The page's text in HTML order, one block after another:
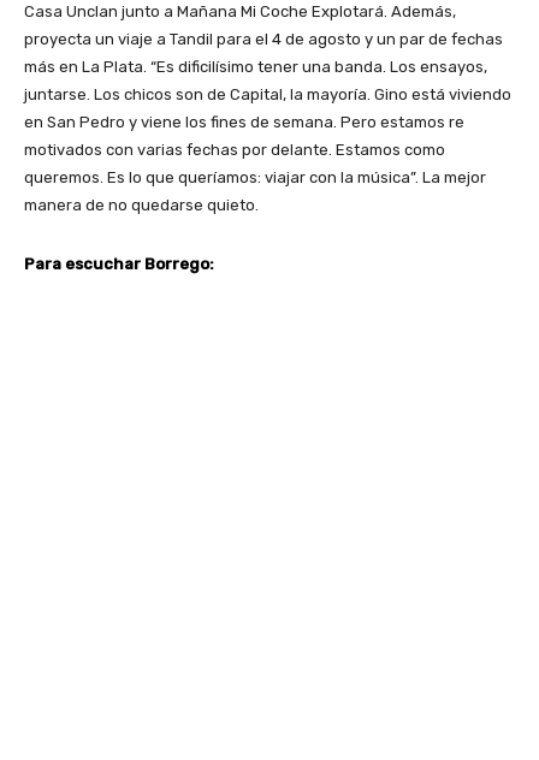
Casa Unclan junto a Mañana Mi Coche Explotará. Además,
proyecta un viaje a Tandil para el 4 de agosto y un par de fechas
más en La Plata. “Es dificilísimo tener una banda. Los ensayos,
juntarse. Los chicos son de Capital, la mayoría. Gino está viviendo
en San Pedro y viene los fines de semana. Pero estamos re
motivados con varias fechas por delante. Estamos como
queremos. Es lo que queríamos: viajar con la música”. La mejor
manera de no quedarse quieto.
Para escuchar Borrego: